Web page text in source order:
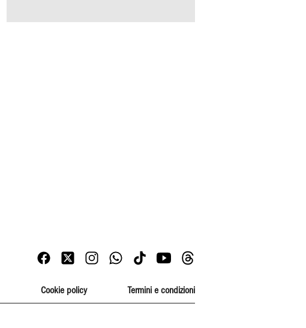
Cookie policy Termini e condizioni